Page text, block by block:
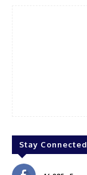
Stay Connected